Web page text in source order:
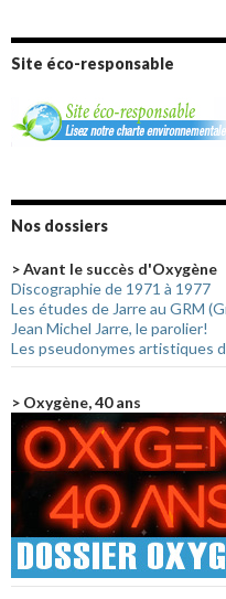
Site éco-responsable
Nos dossiers
> Avant le succès d'Oxygène
Discographie de 1971 à 1977
Les études de Jarre au GRM
Jean Michel Jarre, le parolier!
Les pseudonymes artistiques
> Oxygène, 40 ans